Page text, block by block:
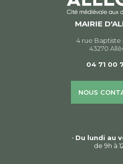
MAIRIE
4 rue Baptiste
43270
04 71 00
NOUS
• Du lundi au
de 9h à